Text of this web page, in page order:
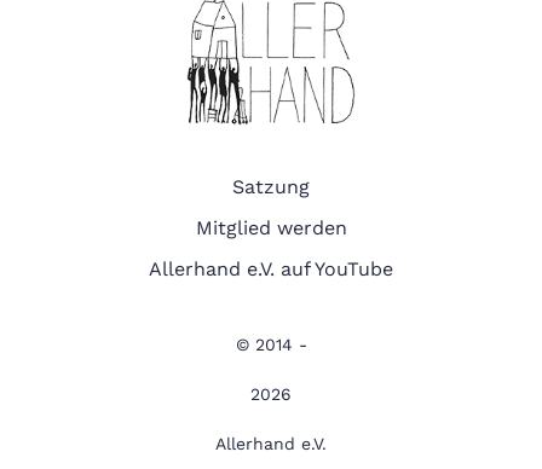
Satzung
Mitglied werden
Allerhand e.V. auf YouTube
© 2014 -
2026
Allerhand e.V.